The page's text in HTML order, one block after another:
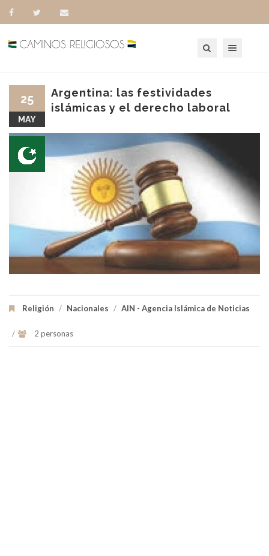
Argentina: las festividades
islámicas y el derecho laboral
Religión / Nacionales / AIN - Agencia Islámica de Noticias
/ 2 personas
25
MAY